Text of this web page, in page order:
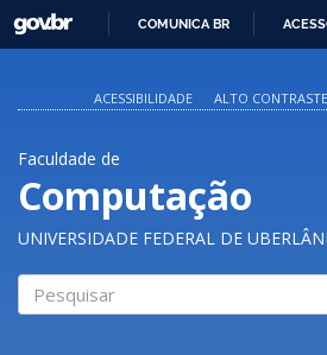
O
GOVBR
COMUNICA BR
ACESSIBILIDADE
ALTO CONTRASTE
Faculdade de
Computação
UNIVERSIDADE FEDERAL DE